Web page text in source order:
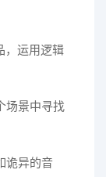
，运用逻辑
场景中寻找
诡异的音